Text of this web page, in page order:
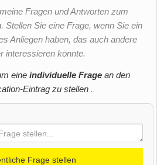
Fragen und Antworten zum
Stellen Sie eine Frage, wenn Sie ein
Anliegen haben, das auch andere
interessieren könnte.
eineindividuelle Frage an den
Eintrag zu stellen .
Frage stellen